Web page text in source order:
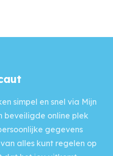
simpel en snel via Mijn
beveiligde online plek
gegevens
alles kunt regelen op